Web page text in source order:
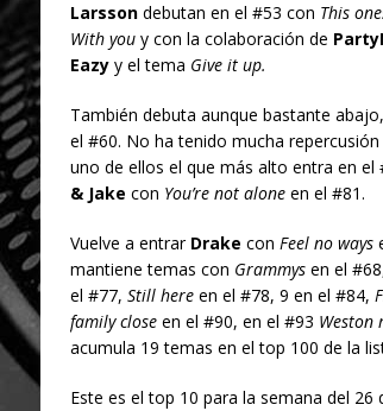
Larssondebutan en el #53 con This
With youy con la colaboración de
Eazyy el tema Give it up.
También debuta aunque bastante abajo,
el #60. No ha tenido mucha
uno de ellos el que más alto entra en el
& Jake con You’re not aloneen el #81.
Vuelve a entrar Drake con Feel no ways
mantiene temas con Grammysen el
el #77, Still hereen el #78, 9 en el #84,
family closeen el #90, en el #93 Weston
acumula 19 temas en el top 100 de la
Este es el top 10 para la semana del 26